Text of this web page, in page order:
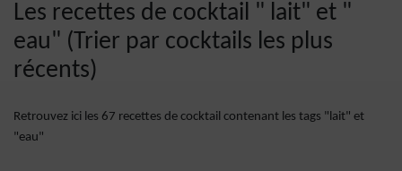
Les recettes de cocktail " lait" et "
eau" (Trier par cocktails les plus
récents)
Retrouvez ici les 67 recettes de cocktail contenant les tags "lait" et
"eau"